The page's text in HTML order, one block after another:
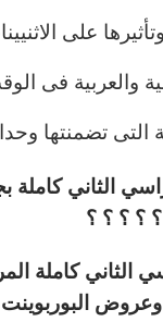
الثاني كاملة
؟ ؟ ؟ ؟
كاملة